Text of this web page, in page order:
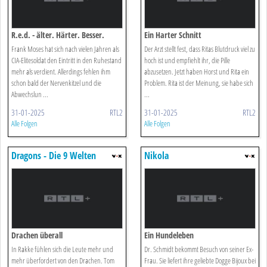
R.e.d. - älter. Härter. Besser.
Frank Moses hat sich nach vielen Jahren als
CIA-Elitesoldat den Eintritt in den Ruhestand
mehr als verdient. Allerdings fehlen ihm
schon bald der Nervenkitzel und die
Abwechslun ...
31-01-2025 RTL2
Alle Folgen
Ein Harter Schnitt
Der Arzt stellt fest, dass Ritas Blutdruck viel zu
hoch ist und empfiehlt ihr, die Pille
abzusetzen. Jetzt haben Horst und Rita ein
Problem. Rita ist der Meinung, sie habe sich
...
31-01-2025 RTL2
Alle Folgen
Dragons - Die 9 Welten
Drachen überall
In Rakke fühlen sich die Leute mehr und
mehr überfordert von den Drachen. Tom
Nikola
Ein Hundeleben
Dr. Schmidt bekommt Besuch von seiner Ex-
Frau. Sie liefert ihre geliebte Dogge Bijoux bei